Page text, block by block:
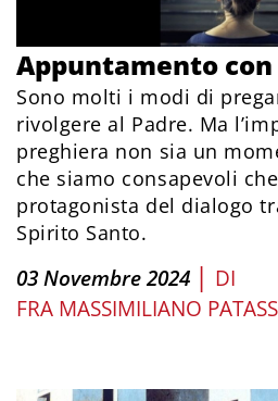
Appuntamento
Sono molti i modi di
rivolgere al Padre. Ma
preghiera non sia un
che siamo consapevoli
protagonista del dialogo
Spirito Santo.
03 Novembre 2024 | DI
FRA MASSIMILIANO